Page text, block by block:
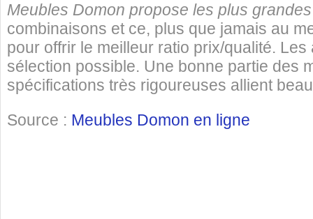
Meubles Domon propose les plus
combinaisons et ce, plus que jamais au
pour offrir le meilleur ratio prix/qualité.
sélection possible. Une bonne partie des
spécifications très rigoureuses allient
Source : Meubles Domon en ligne